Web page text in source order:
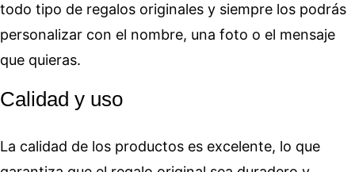
todo tipo de regalos originales y siempre los podrás
personalizar con el nombre, una foto o el mensaje
que quieras.
Calidad y uso
La calidad de los productos es excelente, lo que